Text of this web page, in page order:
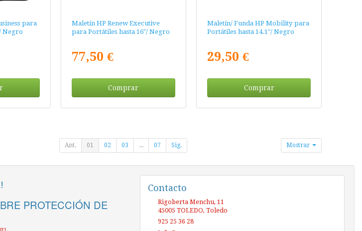
para
Negro
Maletín HP Renew Executive
para Portátiles hasta 16"/ Negro
77,50 €
Comprar
Maletín/ Funda HP Mobility para
Portátiles hasta 14.1"/ Negro
29,50 €
Comprar
Ant. 01 02 03 ... 07 Sig. Mostrar
PROTECCIÓN DE
Contacto
Rigoberta Menchu, 11
45005 TOLEDO, Toledo
925 25 36 28